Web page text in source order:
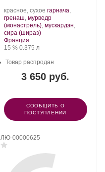
красное, сухое .
Сорт
винограда:
гарнача,
гренаш, мурведр
(монастрель), мускардэн,
сира (шираз).
Регион:
Франция
Крепость
15 %. Объем
0.375 л
3 650 руб.
Товар распродан
СООБЩИТЬ О
ПОСТУПЛЕНИИ
ЛЮ-00000625